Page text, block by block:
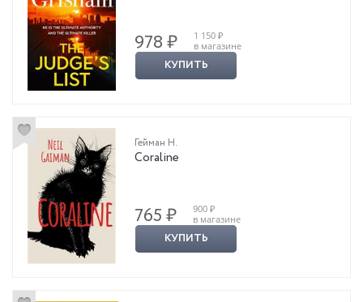
978 ₽
1 150 ₽
в магазине
КУПИТЬ
Гейман Н.
Coraline
765 ₽
900 ₽
в магазине
КУПИТЬ